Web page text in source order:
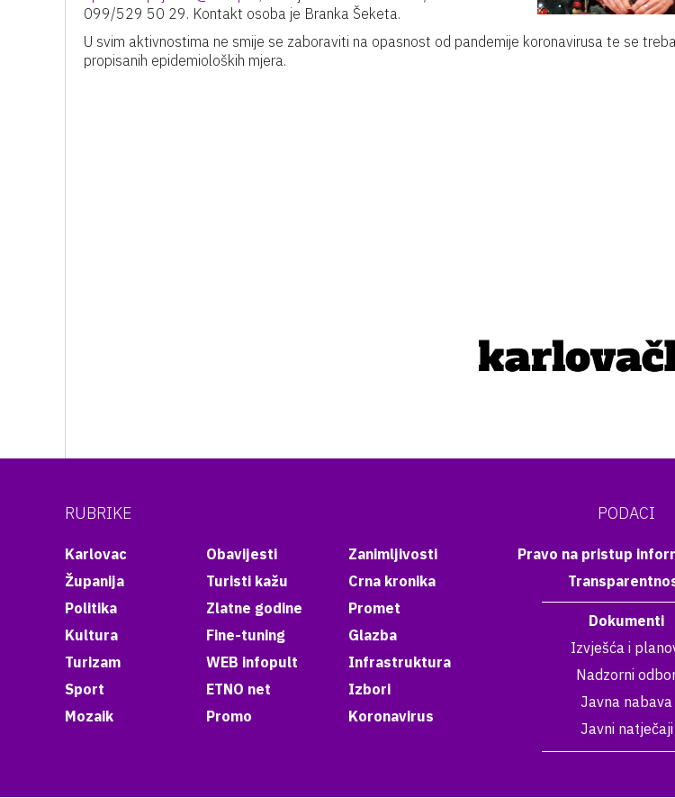
099/529 50 29. Kontakt osoba je Branka Šeketa.
U svim aktivnostima ne smije se zaboraviti na opasnost od pandemije koronavirusa te se
propisanih epidemioloških mjera.
RUBRIKE
Karlovac
Županija
Politika
Kultura
Turizam
Sport
Mozaik
Obavijesti
Turisti kažu
Zlatne godine
Fine-tuning
WEB infopult
ETNO net
Promo
Zanimljivosti
Crna kronika
Promet
Glazba
Infrastruktura
Izbori
Koronavirus
PODACI
Pravo na pristup
Dokumenti
Izvješća i
Nadzorni
Javna nabava
Javni natječaji